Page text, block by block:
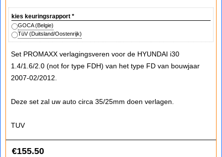
kies keuringsrapport *
GOCA (Belgie)
TüV (Duitsland/Oostenrijk)
Set PROMAXX verlagingsveren voor de HYUNDAI i30
1.4/1.6/2.0 (not for type FDH) van het type FD van bouwjaar
2007-02/2012.
Deze set zal uw auto circa 35/25mm doen verlagen.
TUV
€155.50